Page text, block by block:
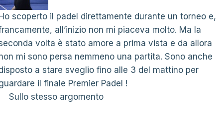
scoperto il padel direttamente durante un torneo e,
all’inizio non mi piaceva molto. Ma la
volta è stato amore a prima vista e da allora
mi sono persa nemmeno una partita. Sono anche
a stare sveglio fino alle 3 del mattino per
il finale Premier Padel !
Sullo stesso argomento